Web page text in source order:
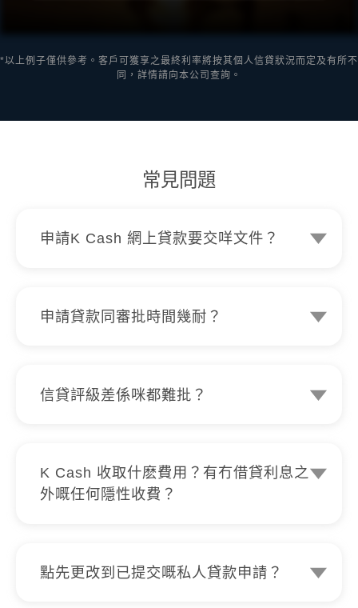
*以上例子僅供參考。客戶可獲享之最終利率將按其個人信貸狀況而定及有所不
同，詳情請向本公司查詢。
常見問題
申請K Cash 網上貸款要交咩文件？
申請貸款同審批時間幾耐？
話，極速得知批核結果。
信貸評級差係咪都難批？
級就拒絕申請貸款。過往我哋亦成功批出
信貸評級是 I 嘅個案。
K Cash 收取什麽費用？有冇借貸利息之
外嘅任何隱性收費？
被拒絕或授予貸款，只要最終無接納貸
點先更改到已提交嘅私人貸款申請？